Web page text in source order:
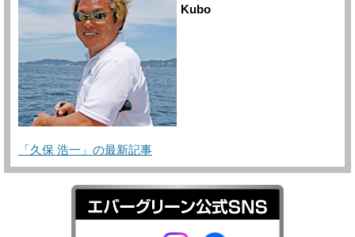
Kubo
「久保 浩一」の最新記事